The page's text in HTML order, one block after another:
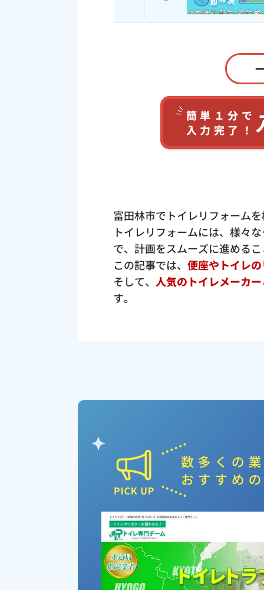
簡単１分で
入力完了！
富田林市でトイレリフォーム
トイレリフォームには、様々
で、計画をスムーズに進める
この記事では、 便座やトイレ
そして、 人気のトイレメーカ
す。
ピックアップ業者